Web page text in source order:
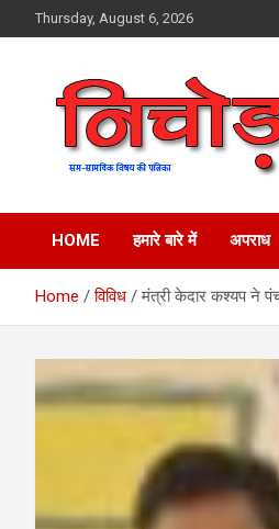
to
Thursday, August 6, 2026
Nichod
HOME हमारे बारे में अपराध
Home विविध मंत्री केदार कश्यप ने